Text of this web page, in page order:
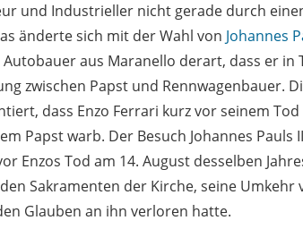
und Industrieller nicht gerade durch
änderte sich mit der Wahl von Johannes
aus Maranello derart, dass er in
zwischen Papst und Rennwagenbauer.
dass Enzo Ferrari kurz vor seinem
Papst warb. Der Besuch Johannes Pauls
Enzos Tod am 14. August desselben
Sakramenten der Kirche, seine
Glauben an ihn verloren hatte.